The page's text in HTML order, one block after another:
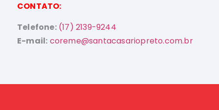
CONTATO:
Telefone: (17) 2139-9244
E-mail: coreme@santacasariopreto.com.br